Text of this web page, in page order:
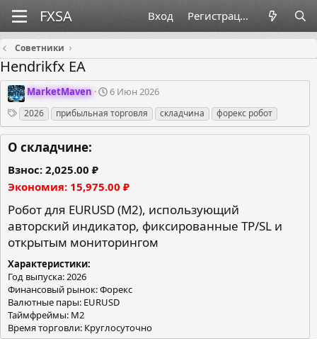
Вход Регистрация
Советники
Hendrikfx EA
О
г
а
н
и
з
т
о
MarketMaven
Д
т
а
а
н
я
6 Июн 2026
Теги
2026 прибыльная торговля складчина форекс робот
О складчине:
Взнос 2,025.00 ₽
Экономия 15,975.00 ₽
Робот для EURUSD (M2), использующий
авторский индикатор, фиксированные TP/SL и
открытым мониторингом
Характеристики
Год выпуска: 2026
Финансовый рынок: Форекс
Валютные пары: EURUSD
Таймфреймы: M2
Время торговли: Круглосуточно